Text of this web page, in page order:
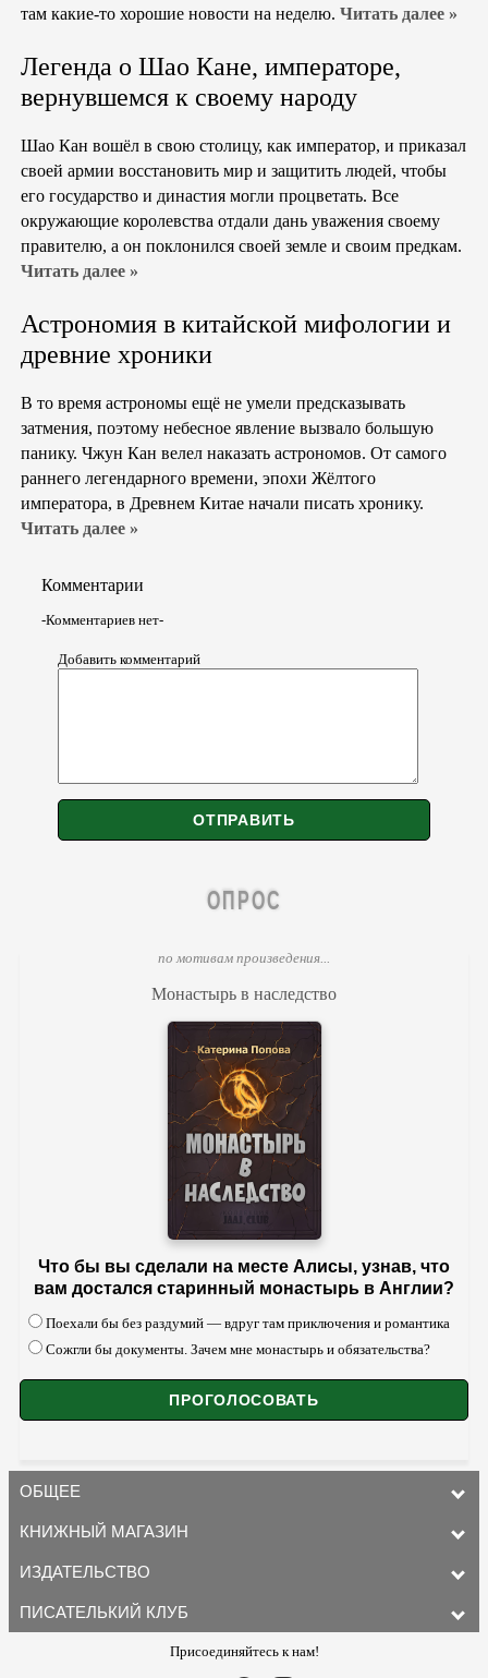
там какие-то хорошие новости на неделю. Читать далее »
Легенда о Шао Кане, императоре,
вернувшемся к своему народу
Шао Кан вошёл в свою столицу, как император, и приказал
своей армии восстановить мир и защитить людей, чтобы
его государство и династия могли процветать. Все
окружающие королевства отдали дань уважения своему
правителю, а он поклонился своей земле и своим предкам.
Читать далее »
Астрономия в китайской мифологии и
древние хроники
В то время астрономы ещё не умели предсказывать
затмения, поэтому небесное явление вызвало большую
панику. Чжун Кан велел наказать астрономов. От самого
раннего легендарного времени, эпохи Жёлтого
императора, в Древнем Китае начали писать хронику.
Читать далее »
Комментарии
-Комментариев нет-
Добавить комментарий
ОПРОС
по мотивам произведения...
Монастырь в наследство
Что бы вы сделали на месте Алисы, узнав, что
вам достался старинный монастырь в Англии?
Поехали бы без раздумий — вдруг там приключения и романтика
Сожгли бы документы. Зачем мне монастырь и обязательства?
ОБЩЕЕ
КНИЖНЫЙ МАГАЗИН
ИЗДАТЕЛЬСТВО
ПИСАТЕЛЬКИЙ КЛУБ
Присоединяйтесь к нам!